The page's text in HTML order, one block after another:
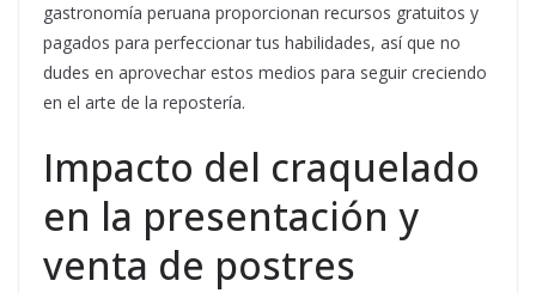
gastronomía peruana proporcionan recursos gratuitos y
pagados para perfeccionar tus habilidades, así que no
dudes en aprovechar estos medios para seguir creciendo
en el arte de la repostería.
Impacto del craquelado
en la presentación y
venta de postres